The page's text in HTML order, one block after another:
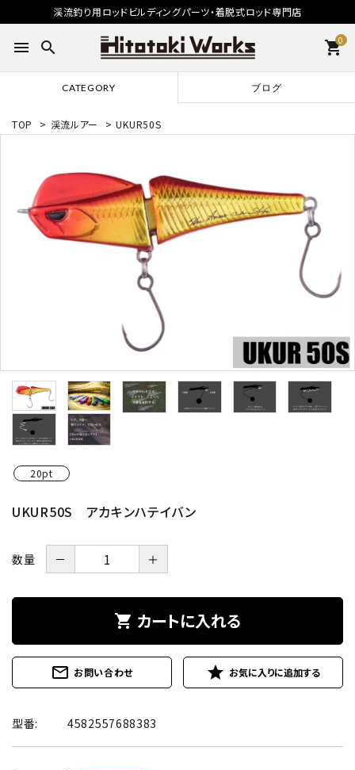
渓流釣り用ロッドビルディングパーツ・着脱式ロッド専門店
menu search 0
shopping_cart
CATEGORY ブログ
TOP > 渓流ルアー > UKUR50S
20pt
UKUR50S アカキンハテイバン
数量 － ＋
shopping_cart カートに入れる
mail_outline お問い合わせ star
型番: 4582557688383